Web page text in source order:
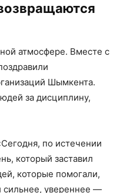
атмосфере. Вместе с
Шымкента.
за дисциплину,
по истечении
который заставил
которые помогали,
сильнее, увереннее —